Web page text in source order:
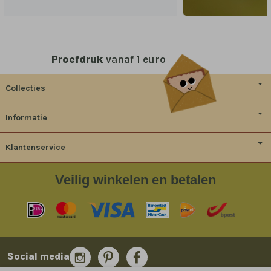
Proefdruk vanaf 1 euro
Collecties
Informatie
Klantenservice
Veilig winkelen en betalen
Social media